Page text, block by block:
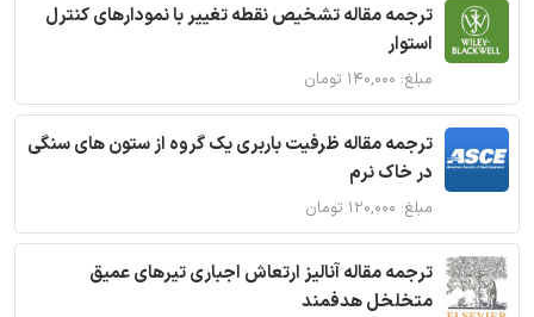
ترجمه مقاله تشخیص نقطه تغییر با نمودارهای کنترل
استوار
مبلغ: ۱۴۰,۰۰۰ تومان
ترجمه مقاله ظرفیت باربری یک گروه از ستون های سنگی
در خاک نرم
مبلغ: ۱۲۰,۰۰۰ تومان
ترجمه مقاله آنالیز ارتعاش اجباری تیرهای عمیق
متخلخل هدفمند